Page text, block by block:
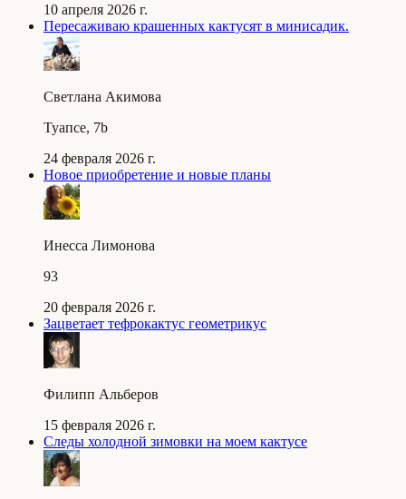
10 апреля 2026 г.
Пересаживаю крашенных кактусят в минисадик.
Светлана Акимова
Туапсе, 7b
24 февраля 2026 г.
Новое приобретение и новые планы
Инесса Лимонова
93
20 февраля 2026 г.
Зацветает тефрокактус геометрикус
Филипп Альберов
15 февраля 2026 г.
Следы холодной зимовки на моем кактусе